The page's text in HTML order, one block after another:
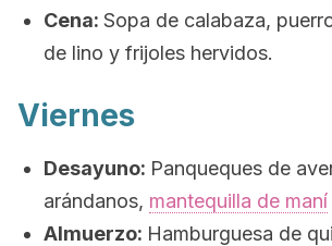
Cena: Sopa de calabaza,
de lino y frijoles hervidos.
Viernes
Desayuno: Panqueques de
arándanos, mantequilla de maní
Almuerzo: Hamburguesa de